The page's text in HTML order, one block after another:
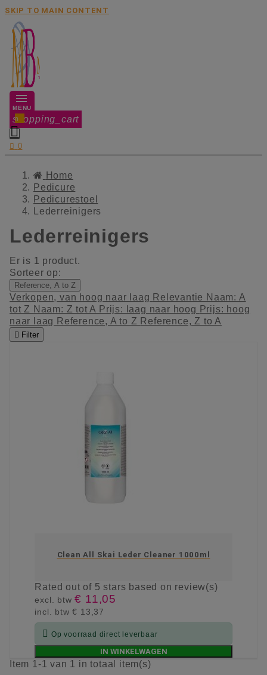
SKIP TO MAIN CONTENT
MENU
shopping_cart
0

 0
Home
Pedicure
Pedicurestoel
Lederreinigers
Lederreinigers
Er is 1 product.
Sorteer op:
Reference, A to Z
Verkopen, van hoog naar laag Relevantie Naam: A
tot Z Naam: Z tot A Prijs: laag naar hoog Prijs: hoog
naar laag Reference, A to Z Reference, Z to A
 Filter
Clean All Skai Leder Cleaner 1000ml
Ratedout of 5 stars based on review(s)
excl. btw€ 11,05
incl. btw€ 13,37
 Op voorraad direct leverbaar
IN WINKELWAGEN
Item 1-1 van 1 in totaal item(s)